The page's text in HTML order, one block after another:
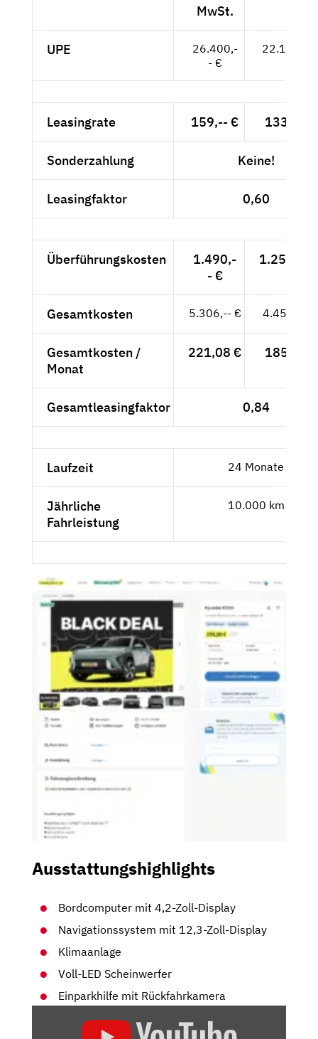
MwSt.
UPE
26.400,-
- €
22.185,--
Leasingrate 159,-- € 133,61 €
Sonderzahlung Keine!
Leasingfaktor 0,60
Überführungskosten
1.490,-
- €
1.252,10
Gesamtkosten 5.306,-- € 4.458,82
Gesamtkosten /
Monat
221,08 € 185,78 €
Gesamtleasingfaktor 0,84
Laufzeit 24 Monate
Jährliche
Fahrleistung
10.000 km
Ausstattungshighlights
Bordcomputer mit 4,2-Zoll-Display
Navigationssystem mit 12,3-Zoll-Display
Klimaanlage
Voll-LED Scheinwerfer
Einparkhilfe mit Rückfahrkamera